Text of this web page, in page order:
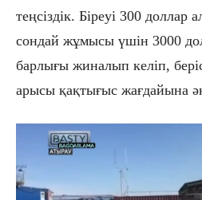
теңсіздік. Біреуі 300 доллар
сондай жұмысы үшін 3000
барлығы жиналып келіп,
арысы қақтығыс жағдайына